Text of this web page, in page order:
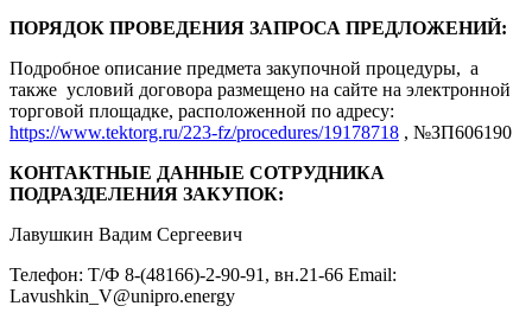
ПОРЯДОК ПРОВЕДЕНИЯ ЗАПРОСА ПРЕДЛОЖЕНИЙ:
Подробное описание предмета закупочной процедуры, а
также условий договора размещено на сайте на электронной
торговой площадке, расположенной по адресу:
https://www.tektorg.ru/223-fz/procedures/19178718 , №ЗП606190
КОНТАКТНЫЕ ДАННЫЕ СОТРУДНИКА
ПОДРАЗДЕЛЕНИЯ ЗАКУПОК:
Лавушкин Вадим Сергеевич
Телефон: Т/Ф 8-(48166)-2-90-91, вн.21-66 Email:
Lavushkin_V@unipro.energy